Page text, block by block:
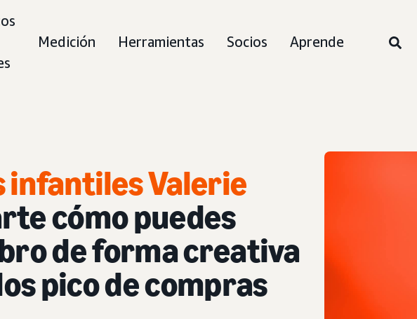
Medición Herramientas Socios Aprende
infantiles Valerie
cómo puedes
de forma creativa
pico de compras